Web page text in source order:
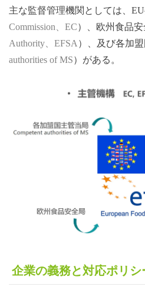
主な監督管理機関としては、
Commission、EC）、欧州食品安
Authority、EFSA ）、及び各加
authorities of MS）がある。
企業の義務と対応ポリシ